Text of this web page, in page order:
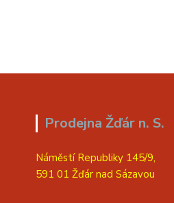
Prodejna Žďár n. S.
Náměstí Republiky 145/9,
591 01 Žďár nad Sázavou